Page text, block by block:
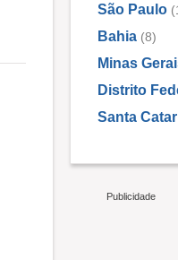
São Paulo
Bahia (8)
Minas
Distrito
Santa